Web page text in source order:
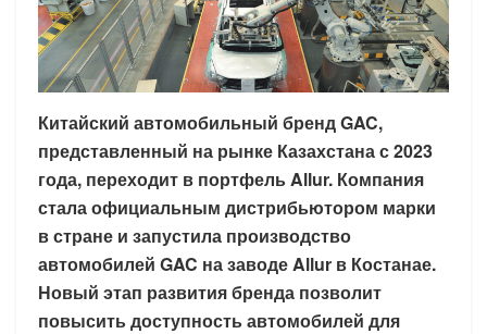
Китайский автомобильный бренд GAC,
представленный на рынке Казахстана с 2023
года, переходит в портфель Allur. Компания
стала официальным дистрибьютором марки
в стране и запустила производство
автомобилей GAC на заводе Allur в Костанае.
Новый этап развития бренда позволит
повысить доступность автомобилей для